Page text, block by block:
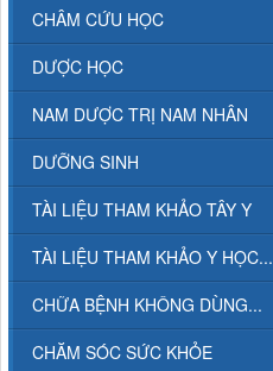
CHÂM CỨU HỌC
DƯỢC HỌC
NAM DƯỢC TRỊ NAM NHÂN
DƯỠNG SINH
TÀI LIỆU THAM KHẢO TÂY Y
TÀI LIỆU THAM KHẢO Y HỌC...
CHỮA BỆNH KHÔNG DÙNG...
CHĂM SÓC SỨC KHỎE